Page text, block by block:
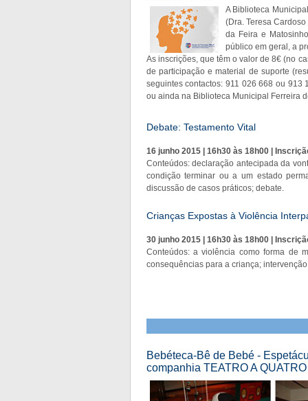
A Biblioteca
(Dra. Teresa
da Feira e
público em geral, a
As inscrições, que têm o valor de 8€ (no
de participação e material de suporte
seguintes contactos: 911 026 668 ou 913
ou ainda na Biblioteca Municipal Ferreira
Debate: Testamento Vital
16 junho 2015 | 16h30 às 18h00 |
Conteúdos: declaração antecipada da
condição terminar ou a um estado
discussão de casos práticos; debate.
Crianças Expostas à Violência
30 junho 2015 | 16h30 às 18h00 |
Conteúdos: a violência como forma de
consequências para a criança;
Bebéteca-Bê de Bebé -
companhia TEATRO A QUATRO